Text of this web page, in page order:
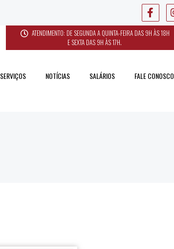
ATENDIMENTO: DE SEGUNDA A QUINTA-FEIRA DAS 9H ÀS 18H
E SEXTA DAS 9H ÀS 17H.
SERVIÇOS NOTÍCIAS SALÁRIOS FALE CONOSCO